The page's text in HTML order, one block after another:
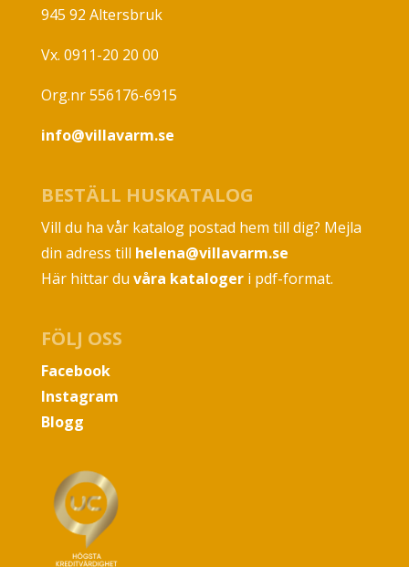
945 92 Altersbruk
Vx. 0911-20 20 00
Org.nr 556176-6915
info@villavarm.se
BESTÄLL HUSKATALOG
Vill du ha vår katalog postad hem till dig? Mejla
din adress till helena@villavarm.se
Här hittar du våra katalogeri pdf-format.
FÖLJ OSS
Facebook
Instagram
Blogg